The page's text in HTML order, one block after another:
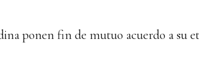
ponen fin de mutuo acuerdo a su